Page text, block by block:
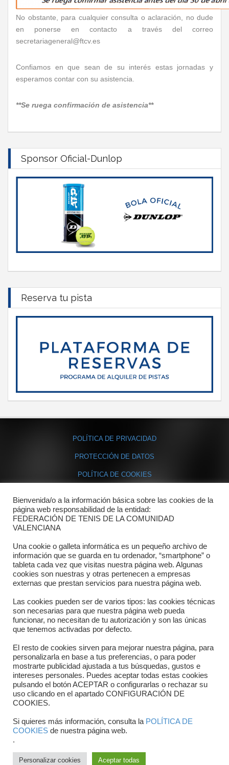
No obstante, para cualquier consulta o aclaración, no dude
en ponerse en contacto a través del correo
secretariageneral@ftcv.es
Confiamos en que sean de su interés estas jornadas y
esperamos contar con su asistencia.
**Se ruega confirmación de asistencia**
Sponsor Oficial-Dunlop
Reserva tu pista
POLÍTICA DE PRIVACIDAD
PROTECCIÓN DE DATOS
POLÍTICA DE COOKIES
Contacto
Dónde estamos
Directorio departamentos
Horario
Formulario de contacto
Copyright © 2025 FTCV
Bienvenida/o a la información básica sobre las cookies de la
página web responsabilidad de la entidad:
FEDERACIÓN DE TENIS DE LA COMUNIDAD
VALENCIANA
Una cookie o galleta informática es un pequeño archivo de
información que se guarda en tu ordenador, “smartphone” o
tableta cada vez que visitas nuestra página web. Algunas
cookies son nuestras y otras pertenecen a empresas
externas que prestan servicios para nuestra página web.
Las cookies pueden ser de varios tipos: las cookies técnicas
son necesarias para que nuestra página web pueda
funcionar, no necesitan de tu autorización y son las únicas
que tenemos activadas por defecto.
El resto de cookies sirven para mejorar nuestra página, para
personalizarla en base a tus preferencias, o para poder
mostrarte publicidad ajustada a tus búsquedas, gustos e
intereses personales. Puedes aceptar todas estas cookies
pulsando el botón ACEPTAR o configurarlas o rechazar su
uso clicando en el apartado CONFIGURACIÓN DE
COOKIES.
Si quieres más información, consulta la POLÍTICA DE
COOKIES de nuestra página web.
.
Personalizar cookies Aceptar todas